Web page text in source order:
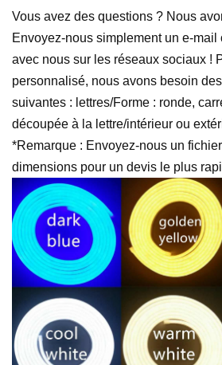
Vous avez des questions ? Nous
Envoyez-nous simplement un e-
avec nous sur les réseaux sociaux !
personnalisé, nous avons besoin
suivantes : lettres/Forme : ronde,
découpée à la lettre/intérieur ou
*Remarque : Envoyez-nous un
dimensions pour un devis le plus